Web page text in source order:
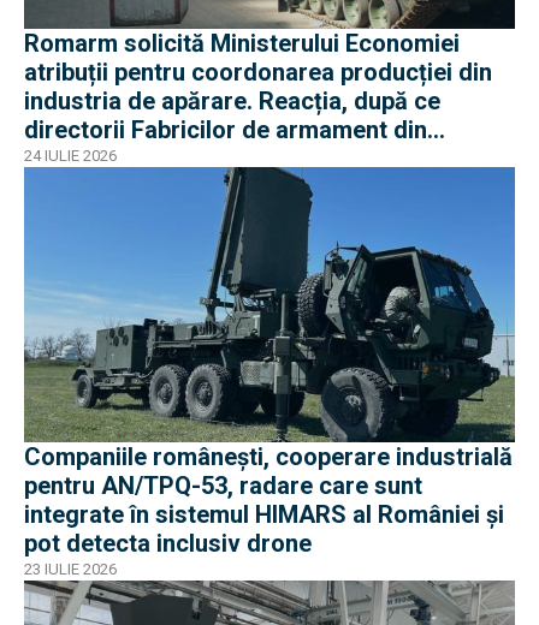
Romarm solicită Ministerului Economiei
atribuții pentru coordonarea producției din
industria de apărare. Reacția, după ce
directorii Fabricilor de armament din
București și Plopeni au fost reținuți de DNA
24 IULIE 2026
Companiile românești, cooperare industrială
pentru AN/TPQ-53, radare care sunt
integrate în sistemul HIMARS al României și
pot detecta inclusiv drone
23 IULIE 2026